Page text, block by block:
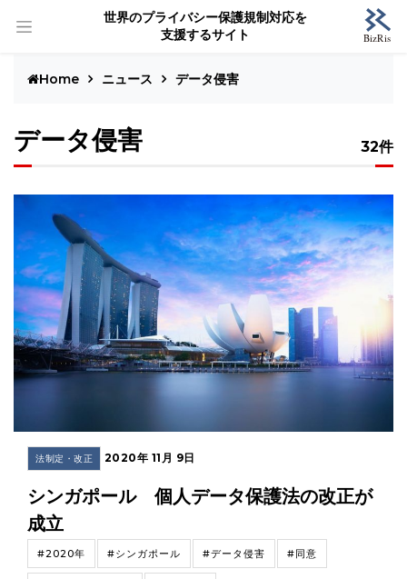
世界のプライバシー保護規制対応を
支援するサイト
Home ニュース データ侵害
データ侵害 32件
法制定・改正 2020年 11月 9日
シンガポール 個人データ保護法の改正が
成立
#2020年 #シンガポール #データ侵害 #同意